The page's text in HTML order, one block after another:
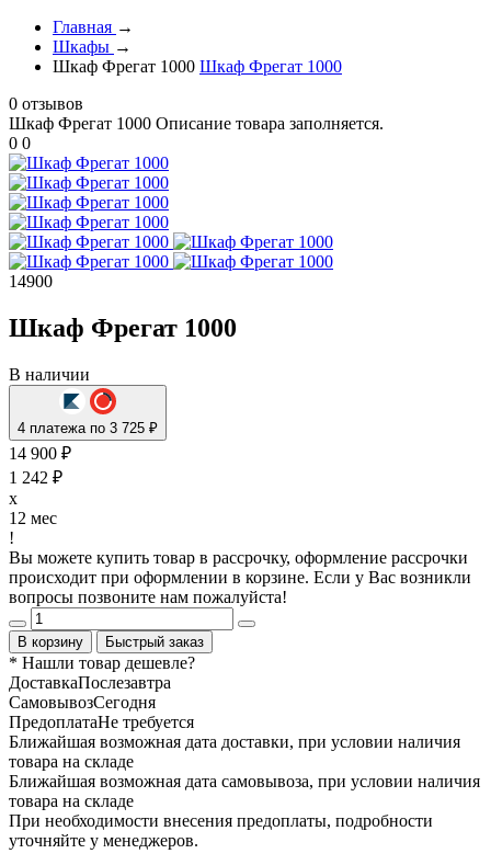
Главная →
Шкафы →
Шкаф Фрегат 1000 Шкаф Фрегат 1000
0 отзывов
Шкаф Фрегат 1000 Описание товара заполняется.
0 0
14900
Шкаф Фрегат 1000
В наличии
4 платежа по 3 725 ₽
14 900 ₽
1 242 ₽
x
12 мес
!
Вы можете купить товар в рассрочку, оформление рассрочки
происходит при оформлении в корзине. Если у Вас возникли
вопросы позвоните нам пожалуйста!
В корзину Быстрый заказ
* Нашли товар дешевле?
ДоставкаПослезавтра
СамовывозСегодня
ПредоплатаНе требуется
Ближайшая возможная дата доставки, при условии наличия
товара на складе
Ближайшая возможная дата самовывоза, при условии наличия
товара на складе
При необходимости внесения предоплаты, подробности
уточняйте у менеджеров.